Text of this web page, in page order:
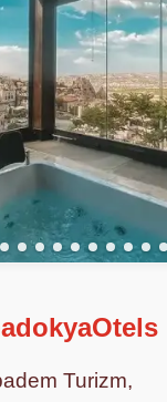
Turizm,